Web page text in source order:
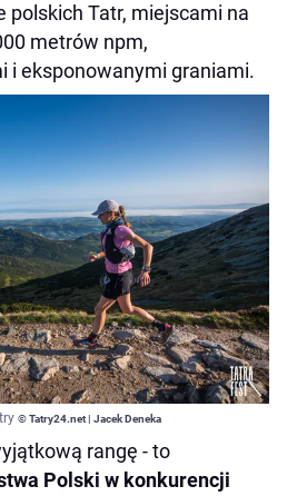
polskich Tatr, miejscami na
metrów npm,
i eksponowanymi graniami.
© Tatry24.net | Jacek Deneka
rangę - to
Polski w konkurencji